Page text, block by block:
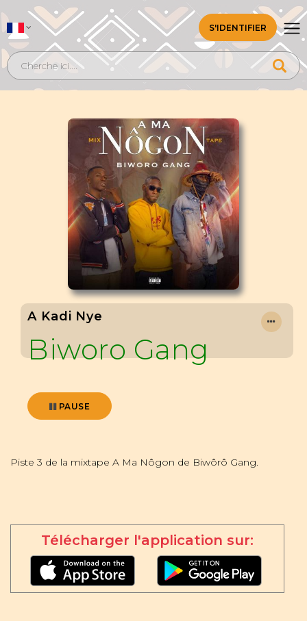
S'IDENTIFIER
A Kadi Nye
Biworo Gang
PAUSE
Piste 3 de la mixtape A Ma Nôgon de Biwôrô Gang.
Télécharger l'application sur: